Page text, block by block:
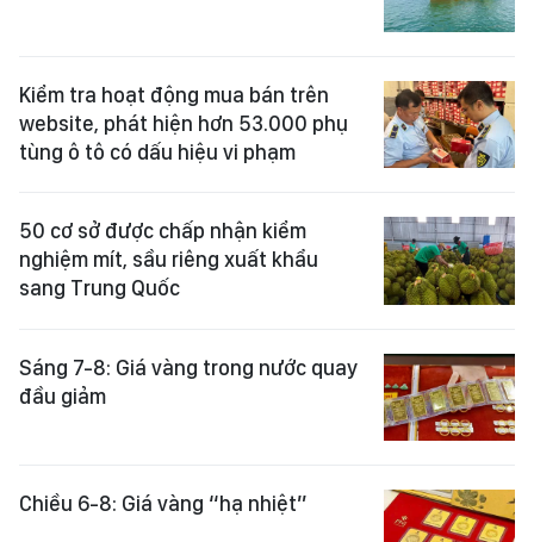
Kiểm tra hoạt động mua bán trên
website, phát hiện hơn 53.000 phụ
tùng ô tô có dấu hiệu vi phạm
50 cơ sở được chấp nhận kiểm
nghiệm mít, sầu riêng xuất khẩu
sang Trung Quốc
Sáng 7-8: Giá vàng trong nước quay
đầu giảm
Chiều 6-8: Giá vàng “hạ nhiệt”